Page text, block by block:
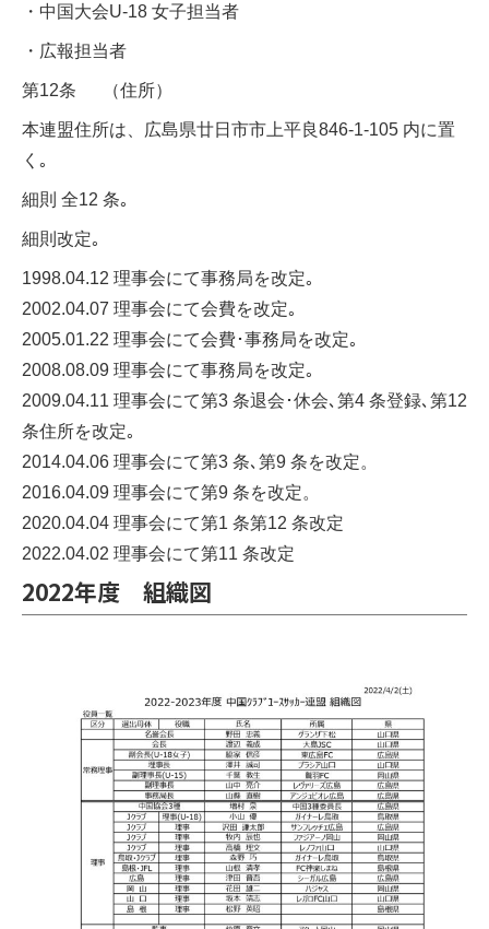
・中国大会U-18 女子担当者
・広報担当者
第12条 （住所）
本連盟住所は、広島県廿日市市上平良846-1-105 内に置
く｡
細則 全12 条｡
細則改定｡
1998.04.12 理事会にて事務局を改定｡
2002.04.07 理事会にて会費を改定｡
2005.01.22 理事会にて会費･事務局を改定｡
2008.08.09 理事会にて事務局を改定｡
2009.04.11 理事会にて第3 条退会･休会､第4 条登録､第12
条住所を改定｡
2014.04.06 理事会にて第3 条､第9 条を改定。
2016.04.09 理事会にて第9 条を改定。
2020.04.04 理事会にて第1 条第12 条改定
2022.04.02 理事会にて第11 条改定
2022年度 組織図